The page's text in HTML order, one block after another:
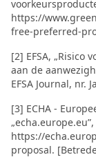
https://
free-preferred-
[2] EFSA, „Risico
aan de
EFSA Journal, nr.
[3] ECHA -
https://
proposal.